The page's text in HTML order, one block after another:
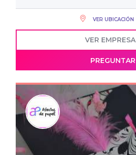
VER UBICACIÓN
VER EMPRESA
PREGUNTAR